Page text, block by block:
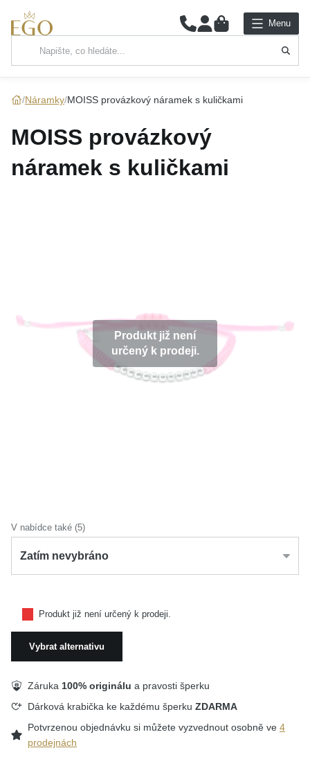
0 Menu
Hlavní kategorie
KOLEKCE
Náramky MOISS provázkový náramek s kuličkami
MOISS provázkový
náramek s kuličkami
Produkt již není
určený k prodeji.
V nabídce také (5)
Zatím nevybráno
Produkt již není určený k prodeji.
Vybrat alternativu
Záruka 100% originálu a pravosti šperku
Dárková krabička ke každému šperku ZDARMA
Potvrzenou objednávku si můžete vyzvednout osobně ve 4
prodejnách